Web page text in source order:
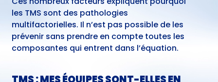
les TMS sont des pathologies
multifactorielles. Il n’est pas possible de les
prévenir sans prendre en compte toutes les
composantes qui entrent dans l’équation.